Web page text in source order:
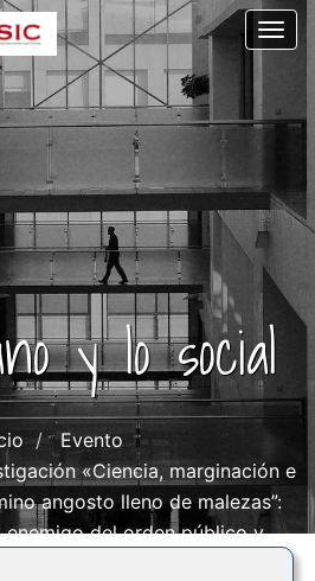
y lo social
Evento
«Ciencia, marginación e
angosto lleno de malezas”:
del orden público y